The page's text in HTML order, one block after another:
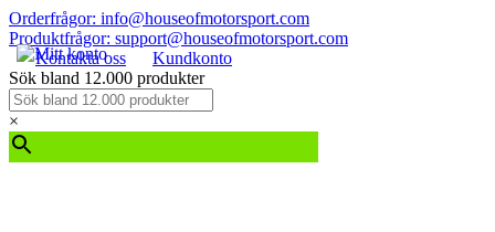
Orderfrågor: info@houseofmotorsport.com
Produktfrågor: support@houseofmotorsport.com
Kontakta oss
Kundkonto
Sök bland 12.000 produkter
×